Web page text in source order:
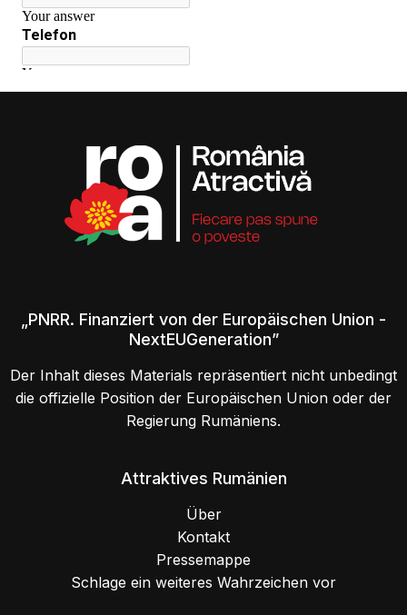
„PNRR. Finanziert von der Europäischen Union -
NextEUGeneration”
Der Inhalt dieses Materials repräsentiert nicht unbedingt
die offizielle Position der Europäischen Union oder der
Regierung Rumäniens.
Attraktives Rumänien
Über
Kontakt
Pressemappe
Schlage ein weiteres Wahrzeichen vor